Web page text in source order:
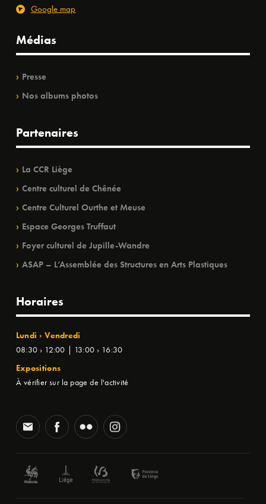
Google map
Médias
Presse
Nos albums photos
Partenaires
La CCR Liège
Centre culturel de Chênée
Centre Culturel Ourthe et Meuse
Espace Georges Truffaut
Foyer culturel de Jupille-Wandre
ASAP – L’Assemblée des Structures en Arts Plastiques
Horaires
Lundi › Vendredi
08:30 › 12:00 | 13:00 › 16:30
Expositions
À vérifier sur la page de l'activité